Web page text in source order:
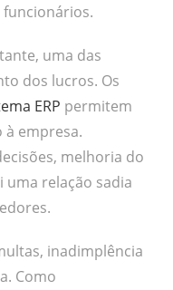
uma das
dos lucros. Os
ERP permitem
à empresa.
melhoria do
relação sadia
inadimplência
Como